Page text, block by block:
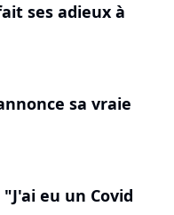
ses adieux à
sa vraie
eu un Covid